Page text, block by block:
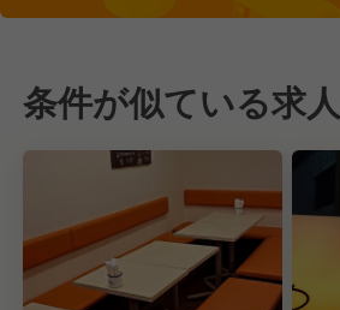
条件が似ている求人